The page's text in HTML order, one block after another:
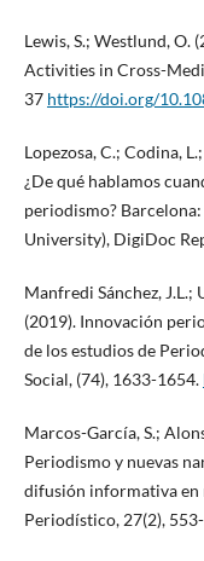
Lewis, S.; Westlund, O.
Activities in Cross-
37 https://doi.org/
Lopezosa, C.; Codina,
¿De qué hablamos
periodismo?
University), DigiDoc
Manfredi Sánchez, J.L.;
(2019). Innovación
de los estudios de
Social, (74), 1633-1654.
Marcos-García, S.;
Periodismo y nuevas
difusión informativa en
Periodístico, 27(2),